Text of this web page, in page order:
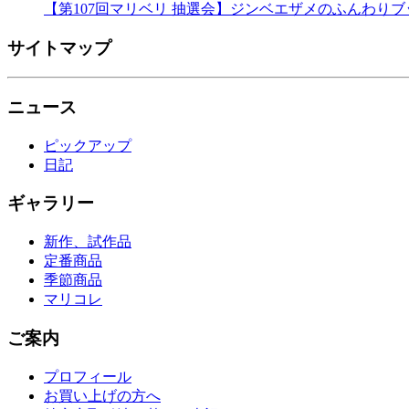
【第107回マリベリ 抽選会】ジンベエザメのふんわり
サイトマップ
ニュース
ピックアップ
日記
ギャラリー
新作、試作品
定番商品
季節商品
マリコレ
ご案内
プロフィール
お買い上げの方へ